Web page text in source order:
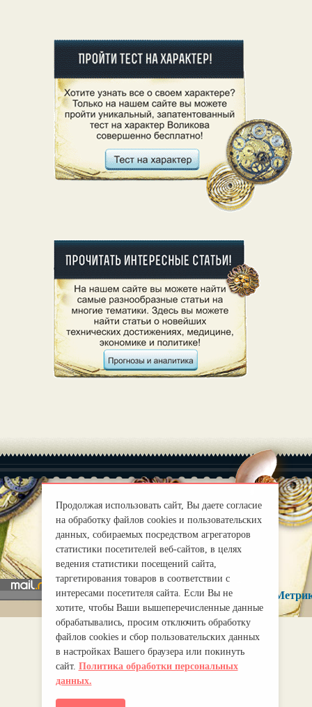
О нас
Правила
mirprognoz@mail.ru
Продолжая использовать сайт, Вы даете согласие
на обработку файлов cookies и пользовательских
данных, собираемых посредством агрегаторов
статистики посетителей веб-сайтов, в целях
ведения статистики посещений сайта,
таргетирования товаров в соответствии с
интересами посетителя сайта. Если Вы не
хотите, чтобы Ваши вышеперечисленные данные
обрабатывались, просим отключить обработку
файлов cookies и сбор пользовательских данных
в настройках Вашего браузера или покинуть
сайт. Политика обработки персональных
данных.